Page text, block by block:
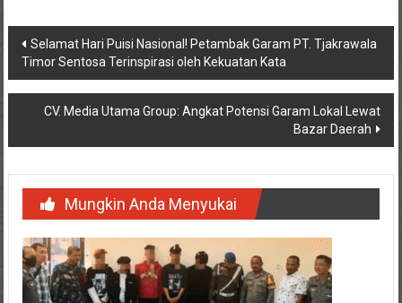
Navigasi
pos
Selamat Hari Puisi Nasional! Petambak Garam PT. Tjakrawala
Timor Sentosa Terinspirasi oleh Kekuatan Kata
CV. Media Utama Group: Angkat Potensi Garam Lokal Lewat
Bazar Daerah
Mungkin Anda Menyukai